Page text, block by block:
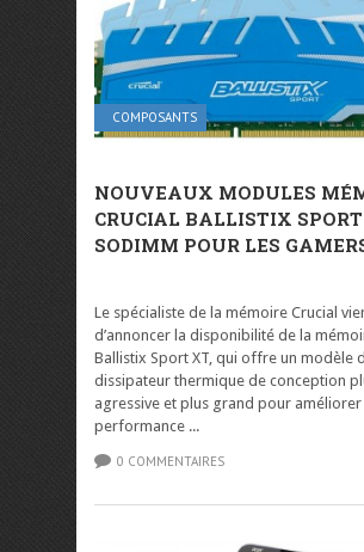
COMPOSANTS
NOUVEAUX MODULES
CRUCIAL BALLISTIX
SODIMM POUR LES
Le spécialiste de la mémoire Crucial
d’annoncer la disponibilité de la
Ballistix Sport XT, qui offre un modèle
dissipateur thermique de conception
agressive et plus grand pour améliorer
performance ...
0 COMMENTAIRES